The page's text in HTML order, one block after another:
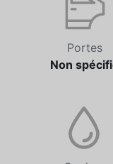
Non spécifié